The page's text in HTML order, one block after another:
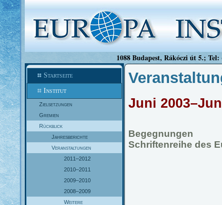
1088 Budapest, Rákóczi út 5.;
Startseite
Institut
Zielsetzungen
Gremien
Rückblick
Jahresberichte
Veranstaltungen
2011–2012
2010–2011
2009–2010
2008–2009
Weitere
Juni
Begegnungen
Schriftenreihe des